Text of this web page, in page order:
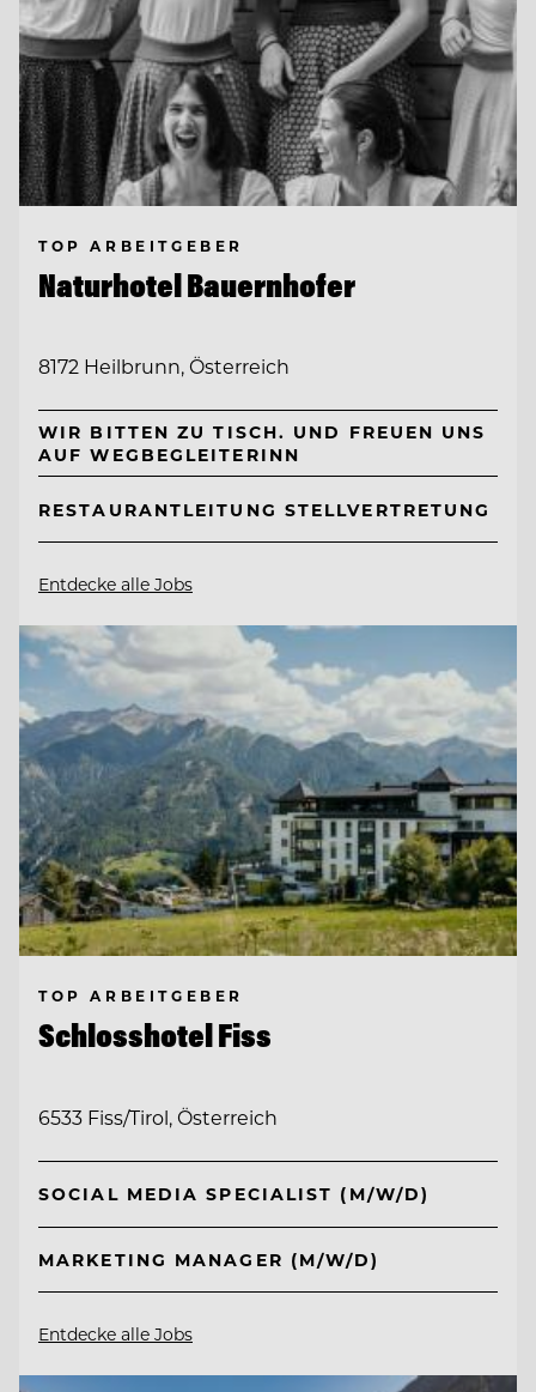
TOP ARBEITGEBER
Naturhotel Bauernhofer
8172 Heilbrunn, Österreich
WIR BITTEN ZU TISCH. UND FREUEN UNS
AUF WEGBEGLEITERINN
RESTAURANTLEITUNG STELLVERTRETUNG
Entdecke alle Jobs
TOP ARBEITGEBER
Schlosshotel Fiss
6533 Fiss/Tirol, Österreich
SOCIAL MEDIA SPECIALIST (M/W/D)
MARKETING MANAGER (M/W/D)
Entdecke alle Jobs